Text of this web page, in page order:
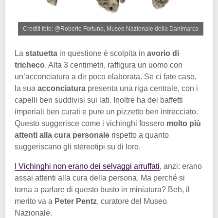
Crediti foto: @Roberto Fortuna, Museo Nazionale della Danimarca
La statuetta in questione è scolpita in avorio di
tricheco. Alta 3 centimetri, raffigura un uomo con
un’acconciatura a dir poco elaborata. Se ci fate caso,
la sua acconciatura presenta una riga centrale, con i
capelli ben suddivisi sui lati. Inoltre ha dei baffetti
imperiali ben curati e pure un pizzetto ben intrecciato.
Questo suggerisce come i vichinghi fossero molto più
attenti alla cura personale rispetto a quanto
suggeriscano gli stereotipi su di loro.
I Vichinghi non erano dei selvaggi arruffati, anzi: erano
assai attenti alla cura della persona. Ma perché si
torna a parlare di questo busto in miniatura? Beh, il
merito va a Peter Pentz, curatore del Museo
Nazionale.